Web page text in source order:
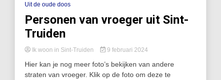
Uit de oude doos
Personen van vroeger uit Sint-
Truiden
Ik woon in Sint-Truiden 9 februari 2024
Hier kan je nog meer foto’s bekijken van andere
straten van vroeger. Klik op de foto om deze te